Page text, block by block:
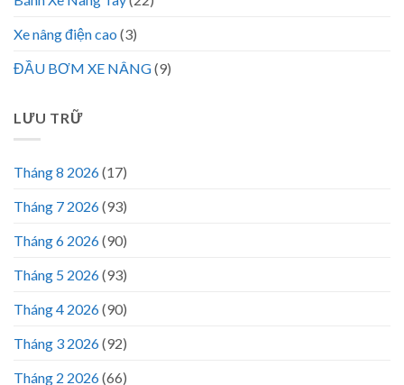
Xe nâng điện cao (3)
ĐẦU BƠM XE NÂNG(9)
LƯU TRỮ
Tháng 8 2026(17)
Tháng 7 2026(93)
Tháng 6 2026(90)
Tháng 5 2026(93)
Tháng 4 2026(90)
Tháng 3 2026(92)
Tháng 2 2026(66)